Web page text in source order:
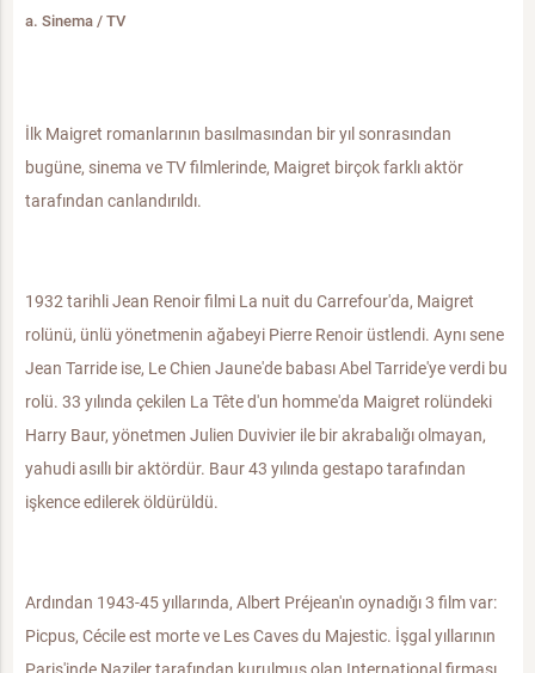
a. Sinema / TV
İlk Maigret romanlarının basılmasından bir yıl sonrasından
bugüne, sinema ve TV filmlerinde, Maigret birçok farklı aktör
tarafından canlandırıldı.
1932 tarihli Jean Renoir filmi La nuit du Carrefour'da, Maigret
rolünü, ünlü yönetmenin ağabeyi Pierre Renoir üstlendi. Aynı sene
Jean Tarride ise, Le Chien Jaune'de babası Abel Tarride'ye verdi bu
rolü. 33 yılında çekilen La Tête d'un homme'da Maigret rolündeki
Harry Baur, yönetmen Julien Duvivier ile bir akrabalığı olmayan,
yahudi asıllı bir aktördür. Baur 43 yılında gestapo tarafından
işkence edilerek öldürüldü.
Ardından 1943-45 yıllarında, Albert Préjean'ın oynadığı 3 film var:
Picpus, Cécile est morte ve Les Caves du Majestic. İşgal yıllarının